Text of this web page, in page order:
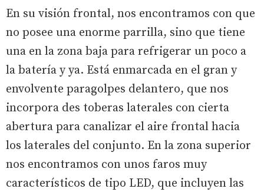
En su visión frontal, nos encontramos con que
no posee una enorme parrilla, sino que tiene
una en la zona baja para refrigerar un poco a
la batería y ya. Está enmarcada en el gran y
envolvente paragolpes delantero, que nos
incorpora des toberas laterales con cierta
abertura para canalizar el aire frontal hacia
los laterales del conjunto. En la zona superior
nos encontramos con unos faros muy
característicos de tipo LED, que incluyen las